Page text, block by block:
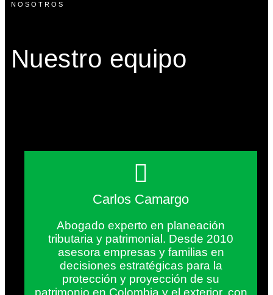
NOSOTROS
Nuestro equipo
Carlos Camargo
Abogado experto en planeación
tributaria y patrimonial. Desde 2010
asesora empresas y familias en
decisiones estratégicas para la
protección y proyección de su